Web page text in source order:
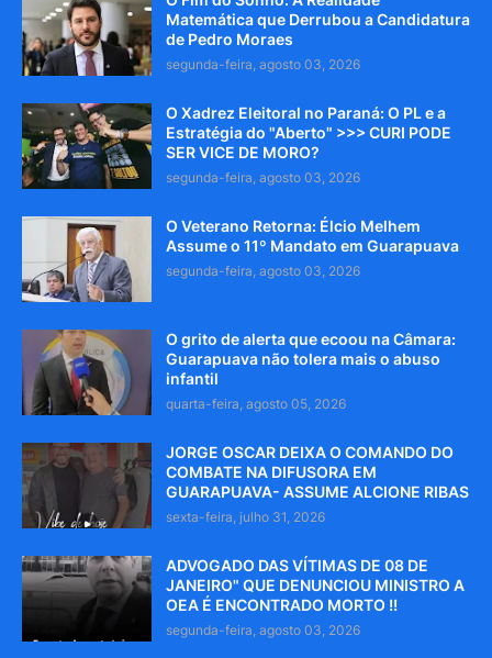
Matemática que Derrubou a Candidatura
de Pedro Moraes
segunda-feira, agosto 03, 2026
O Xadrez Eleitoral no Paraná: O PL e a
Estratégia do "Aberto" >>> CURI PODE
SER VICE DE MORO?
segunda-feira, agosto 03, 2026
O Veterano Retorna: Élcio Melhem
Assume o 11º Mandato em Guarapuava
segunda-feira, agosto 03, 2026
O grito de alerta que ecoou na Câmara:
Guarapuava não tolera mais o abuso
infantil
quarta-feira, agosto 05, 2026
JORGE OSCAR DEIXA O COMANDO DO
COMBATE NA DIFUSORA EM
GUARAPUAVA- ASSUME ALCIONE RIBAS
sexta-feira, julho 31, 2026
ADVOGADO DAS VÍTIMAS DE 08 DE
JANEIRO" QUE DENUNCIOU MINISTRO A
OEA É ENCONTRADO MORTO !!
segunda-feira, agosto 03, 2026